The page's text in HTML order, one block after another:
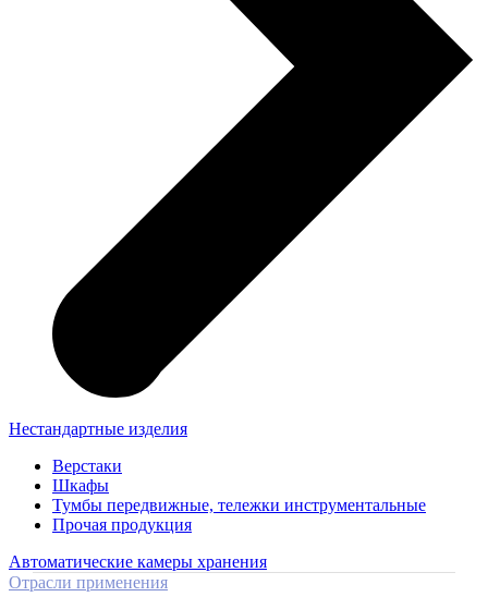
Нестандартные изделия
Верстаки
Шкафы
Тумбы передвижные, тележки инструментальные
Прочая продукция
Автоматические камеры хранения
Отрасли применения